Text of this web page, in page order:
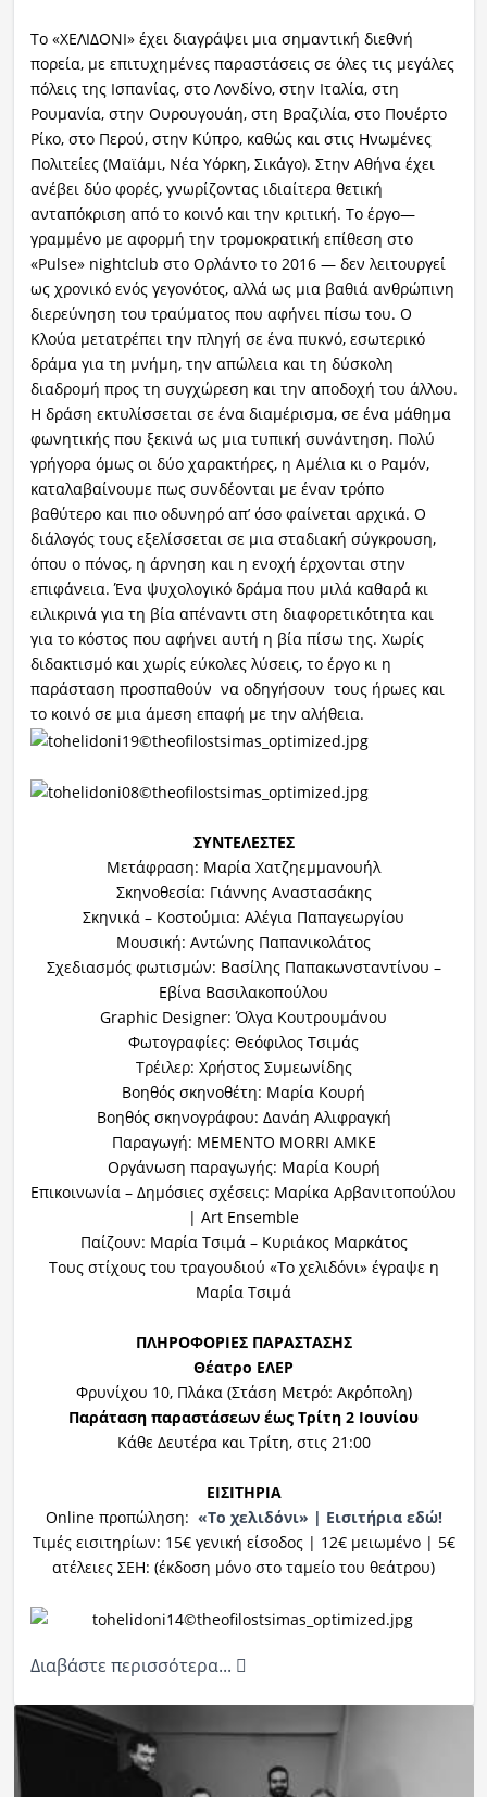
Το «ΧΕΛΙΔΟΝΙ» έχει διαγράψει μια σημαντική διεθνή
πορεία, με επιτυχημένες παραστάσεις σε όλες τις μεγάλες
πόλεις της Ισπανίας, στο Λονδίνο, στην Ιταλία, στη
Ρουμανία, στην Ουρουγουάη, στη Βραζιλία, στο Πουέρτο
Ρίκο, στο Περού, στην Κύπρο, καθώς και στις Ηνωμένες
Πολιτείες (Μαϊάμι, Νέα Υόρκη, Σικάγο). Στην Αθήνα έχει
ανέβει δύο φορές, γνωρίζοντας ιδιαίτερα θετική
ανταπόκριση από το κοινό και την κριτική. Το έργο—
γραμμένο με αφορμή την τρομοκρατική επίθεση στο
«Pulse» nightclub στο Ορλάντο το 2016 — δεν λειτουργεί
ως χρονικό ενός γεγονότος, αλλά ως μια βαθιά ανθρώπινη
διερεύνηση του τραύματος που αφήνει πίσω του. Ο
Κλούα μετατρέπει την πληγή σε ένα πυκνό, εσωτερικό
δράμα για τη μνήμη, την απώλεια και τη δύσκολη
διαδρομή προς τη συγχώρεση και την αποδοχή του άλλου.
Η δράση εκτυλίσσεται σε ένα διαμέρισμα, σε ένα μάθημα
φωνητικής που ξεκινά ως μια τυπική συνάντηση. Πολύ
γρήγορα όμως οι δύο χαρακτήρες, η Αμέλια κι ο Ραμόν,
καταλαβαίνουμε πως συνδέονται με έναν τρόπο
βαθύτερο και πιο οδυνηρό απ’ όσο φαίνεται αρχικά. Ο
διάλογός τους εξελίσσεται σε μια σταδιακή σύγκρουση,
όπου ο πόνος, η άρνηση και η ενοχή έρχονται στην
επιφάνεια. Ένα ψυχολογικό δράμα που μιλά καθαρά κι
ειλικρινά για τη βία απέναντι στη διαφορετικότητα και
για το κόστος που αφήνει αυτή η βία πίσω της. Χωρίς
διδακτισμό και χωρίς εύκολες λύσεις, το έργο κι η
παράσταση προσπαθούν να οδηγήσουν τους ήρωες και
το κοινό σε μια άμεση επαφή με την αλήθεια.
ΣΥΝΤΕΛΕΣΤΕΣ
Μετάφραση: Μαρία Χατζηεμμανουήλ
Σκηνοθεσία: Γιάννης Αναστασάκης
Σκηνικά – Κοστούμια: Αλέγια Παπαγεωργίου
Μουσική: Αντώνης Παπανικολάτος
Σχεδιασμός φωτισμών: Βασίλης Παπακωνσταντίνου –
Εβίνα Βασιλακοπούλου
Graphic Designer: Όλγα Κουτρουμάνου
Φωτογραφίες: Θεόφιλος Τσιμάς
Τρέιλερ: Χρήστος Συμεωνίδης
Βοηθός σκηνοθέτη: Μαρία Κουρή
Βοηθός σκηνογράφου: Δανάη Αλιφραγκή
Παραγωγή: MEMENTO MORRI ΑΜΚΕ
Οργάνωση παραγωγής: Μαρία Κουρή
Επικοινωνία – Δημόσιες σχέσεις: Μαρίκα Αρβανιτοπούλου
| Art Ensemble
Παίζουν: Μαρία Τσιμά – Κυριάκος Μαρκάτος
Τους στίχους του τραγουδιού «Το χελιδόνι» έγραψε η
Μαρία Τσιμά
ΠΛΗΡΟΦΟΡΙΕΣ ΠΑΡΑΣΤΑΣΗΣ
Θέατρο ΕΛΕΡ
Φρυνίχου 10, Πλάκα (Στάση Μετρό: Ακρόπολη)
Παράταση παραστάσεων έως Τρίτη 2 Ιουνίου
Κάθε Δευτέρα και Τρίτη, στις 21:00
ΕΙΣΙΤΗΡΙΑ
Online προπώληση: «Το χελιδόνι» | Εισιτήρια εδώ!
Τιμές εισιτηρίων: 15€ γενική είσοδος | 12€ μειωμένο | 5€
ατέλειες ΣΕΗ: (έκδοση μόνο στο ταμείο του θεάτρου)
Διαβάστε περισσότερα...